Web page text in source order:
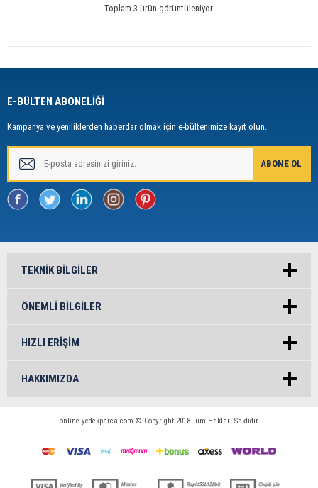
Toplam 3 ürün görüntüleniyor.
E-BÜLTEN ABONELİĞİ
Kampanya ve yeniliklerden haberdar olmak için e-bültenimize kayıt olun.
TEKNIK BILGILER
ÖNEMLI BILGILER
HIZLI ERIŞIM
HAKKIMIZDA
online-yedekparca.com © Copyright 2018 Tüm Hakları Saklıdır